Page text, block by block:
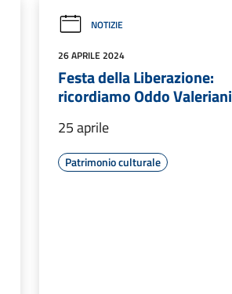
NOTIZIE
26 APRILE 2024
Festa della Liberazione:
ricordiamo Oddo Valeriani
25 aprile
Patrimonio culturale